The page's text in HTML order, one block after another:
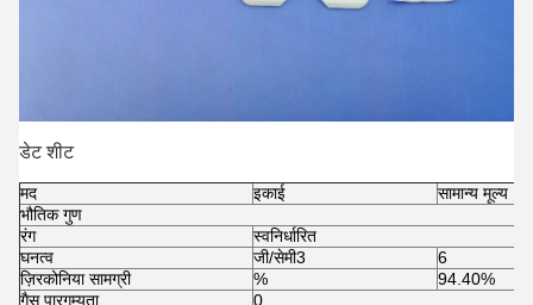
डेट शीट
मद इकाई
सामान्य मूल्य
भौतिक गुण
रंग
स्वनिर्धारित
घनत्व
जी/सेमी3
6
ज़िरकोनिया सामग्री
%
94.40%
गैस पारगम्यता
0